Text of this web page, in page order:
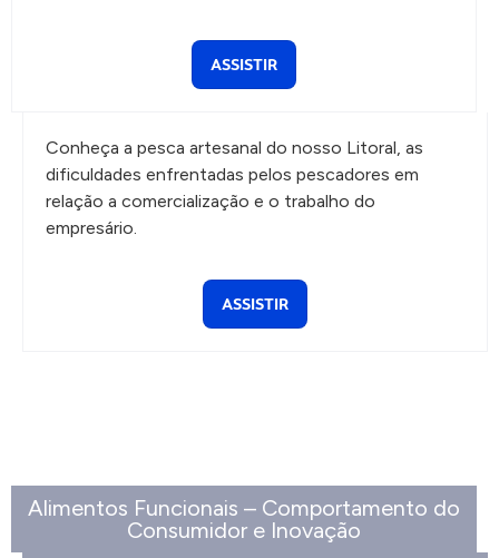
ASSISTIR
Conheça a pesca artesanal do nosso Litoral, as
dificuldades enfrentadas pelos pescadores em
relação a comercialização e o trabalho do
empresário.
ASSISTIR
Alimentos Funcionais – Comportamento do
Consumidor e Inovação